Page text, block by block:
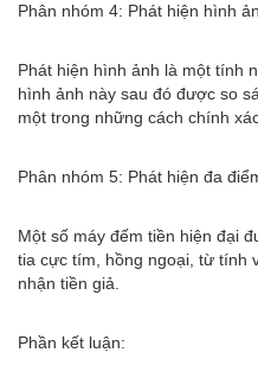
Phân nhóm 4: Phát hiện hình
Phát hiện hình ảnh là một tính
hình ảnh này sau đó được so
một trong những cách chính
Phân nhóm 5: Phát hiện đa
Một số máy đếm tiền hiện đại
tia cực tím, hồng ngoại, từ tính
nhận tiền giả.
Phần kết luận: